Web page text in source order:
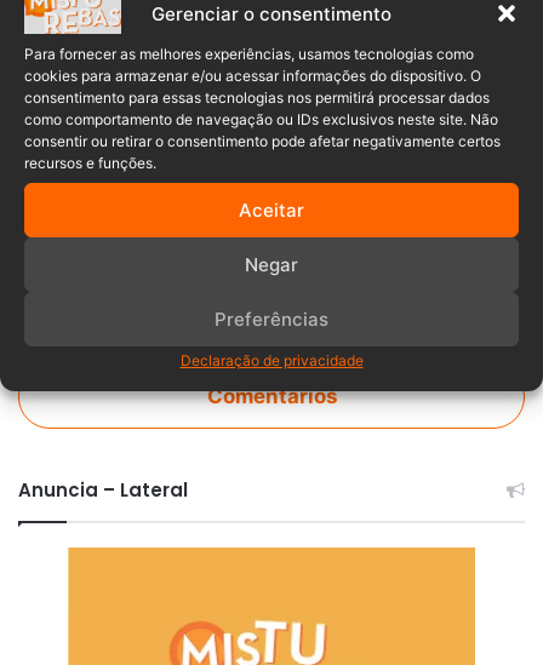
Gerenciar o consentimento
Para fornecer as melhores experiências, usamos tecnologias como
cookies para armazenar e/ou acessar informações do dispositivo. O
consentimento para essas tecnologias nos permitirá processar dados
como comportamento de navegação ou IDs exclusivos neste site. Não
consentir ou retirar o consentimento pode afetar negativamente certos
recursos e funções.
Aceitar
Negar
Preferências
Declaração de privacidade
candidato condenado direita
Eliza Samudio Goleiro Bruno
Política
Comentários
Anuncia – Lateral